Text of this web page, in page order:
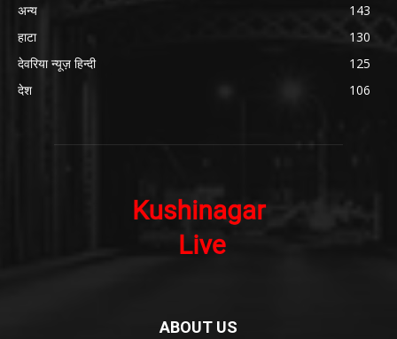
अन्य
143
हाटा
130
देवरिया न्यूज़ हिन्दी
125
देश
106
ABOUT US